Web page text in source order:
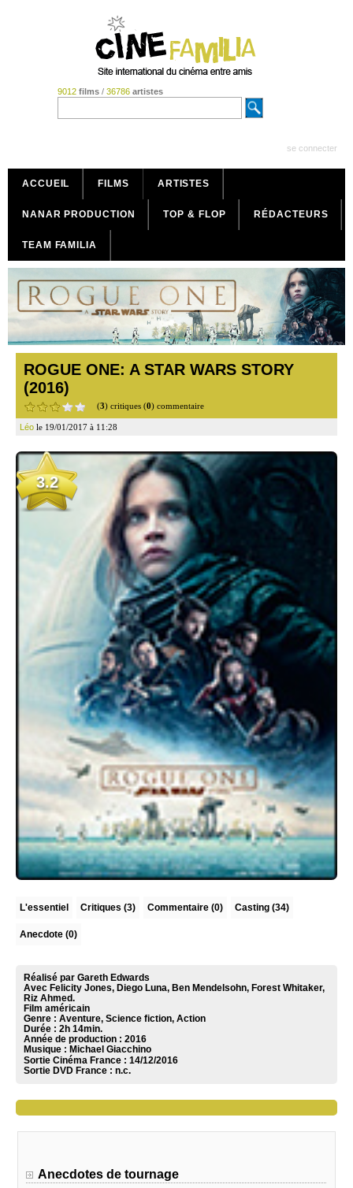
9012 films/ 36786 artistes
se connecter
ACCUEIL FILMS ARTISTES
NANAR PRODUCTION TOP & FLOP RÉDACTEURS
TEAM FAMILIA
ROGUE ONE: A STAR WARS STORY
(2016)
(3) critiques (0) commentaire
Léo le 19/01/2017 à 11:28
3.2
L'essentiel Critiques (3) Commentaire (0) Casting (34)
Anecdote (0)
Réalisé par Gareth Edwards
Avec Felicity Jones, Diego Luna, Ben Mendelsohn, Forest Whitaker,
Riz Ahmed.
Film américain
Genre : Aventure, Science fiction, Action
Durée : 2h 14min.
Année de production : 2016
Musique : Michael Giacchino
Sortie Cinéma France : 14/12/2016
Sortie DVD France : n.c.
Anecdotes de tournage